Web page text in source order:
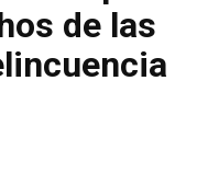
de las